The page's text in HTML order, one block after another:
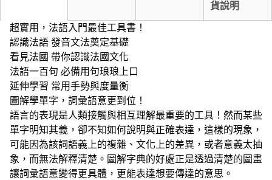
貨說明
超實用，法語入門最佳工具書！
認識法語 發音文法奠定基礎
看見法國 帶你認識法國文化
法語一百句 必備用句琅琅上口
延伸學習 常用手勢與度量衡
圖解學單字，詞彙語意更到位！
語言的表現是人類接觸與相互理解最重要的工具！然而某些
單字明知其義，卻不知如何說明與正確表達，這樣的現象，
可能因為該詞語義上的複雜、文化上的差異，或者意義太抽
象，而無法解釋清楚。圖解字典的好處正是透過清楚的圖畫
讓詞彙語意變得更具體，更能表達想要傳達的意思。